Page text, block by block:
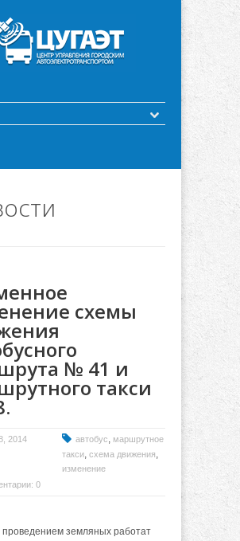
схемы
№ 41 и
такси
2014 автобус, маршрутное
такси, схема движения,
изменение
0
проведением земляных работат